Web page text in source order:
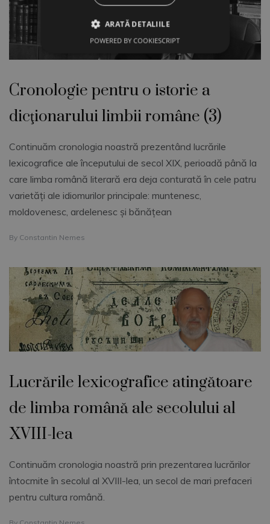
Cronologie pentru o istorie a
dicţionarului limbii române (3)
Continuăm cronologia noastră prezentând lucrările
lexicografice ale începutului de secol XIX, perioadă până la
care limba română literară era deja conturată în cele patru
varietăţi ale idiomurilor principale: muntenesc,
moldovenesc, ardelenesc şi bănăţean
By Constantin Nemes
Lucrările lexicografice atingătoare
de limba română ale secolului al
XVIII-lea
Continuăm cronologia noastră prin prezentarea lucrărilor
întocmite în secolul al XVIII-lea, un secol de mari prefaceri
pentru cultura română.
ARATĂ DETALIILE
POWERED BY COOKIESCRIPT